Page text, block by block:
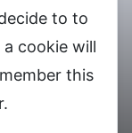
イト
to to
cookie will
this